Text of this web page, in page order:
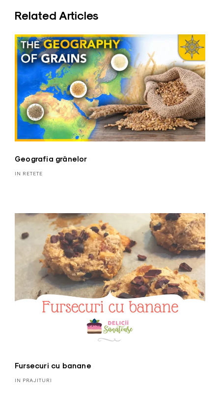
Related Articles
Geografia grânelor
IN RETETE
Fursecuri cu banane
IN PRAJITURI